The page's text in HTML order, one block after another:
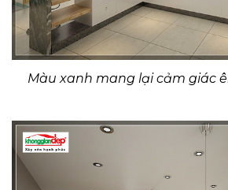
Màu xanh mang lại cảm giác